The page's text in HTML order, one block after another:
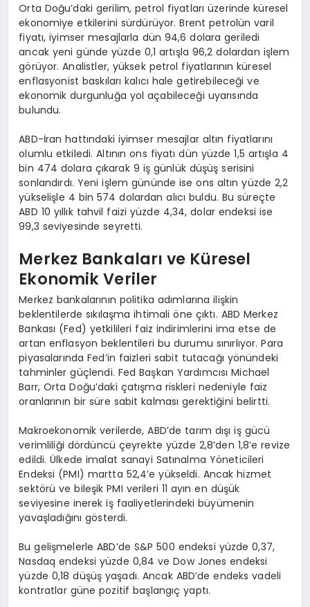
Orta Doğu’daki gerilim, petrol fiyatları üzerinde küresel
ekonomiye etkilerini sürdürüyor. Brent petrolün varil
fiyatı, iyimser mesajlarla dün 94,6 dolara geriledi
ancak yeni günde yüzde 0,1 artışla 96,2 dolardan işlem
görüyor. Analistler, yüksek petrol fiyatlarının küresel
enflasyonist baskıları kalıcı hale getirebileceği ve
ekonomik durgunluğa yol açabileceği uyarısında
bulundu.
ABD-İran hattındaki iyimser mesajlar altın fiyatlarını
olumlu etkiledi. Altının ons fiyatı dün yüzde 1,5 artışla 4
bin 474 dolara çıkarak 9 iş günlük düşüş serisini
sonlandırdı. Yeni işlem gününde ise ons altın yüzde 2,2
yükselişle 4 bin 574 dolardan alıcı buldu. Bu süreçte
ABD 10 yıllık tahvil faizi yüzde 4,34, dolar endeksi ise
99,3 seviyesinde seyretti.
Merkez Bankaları ve Küresel
Ekonomik Veriler
Merkez bankalarının politika adımlarına ilişkin
beklentilerde sıkılaşma ihtimali öne çıktı. ABD Merkez
Bankası (Fed) yetkilileri faiz indirimlerini ima etse de
artan enflasyon beklentileri bu durumu sınırlıyor. Para
piyasalarında Fed’in faizleri sabit tutacağı yönündeki
tahminler güçlendi. Fed Başkan Yardımcısı Michael
Barr, Orta Doğu’daki çatışma riskleri nedeniyle faiz
oranlarının bir süre sabit kalması gerektiğini belirtti.
Makroekonomik verilerde, ABD’de tarım dışı iş gücü
verimliliği dördüncü çeyrekte yüzde 2,8’den 1,8’e revize
edildi. Ülkede imalat sanayi Satınalma Yöneticileri
Endeksi (PMI) martta 52,4’e yükseldi. Ancak hizmet
sektörü ve bileşik PMI verileri 11 ayın en düşük
seviyesine inerek iş faaliyetlerindeki büyümenin
yavaşladığını gösterdi.
Bu gelişmelerle ABD’de S&P 500 endeksi yüzde 0,37,
Nasdaq endeksi yüzde 0,84 ve Dow Jones endeksi
yüzde 0,18 düşüş yaşadı. Ancak ABD’de endeks vadeli
kontratlar güne pozitif başlangıç yaptı.